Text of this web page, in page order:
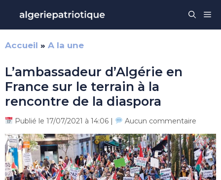
contenu
Accueil » A la une
L’ambassadeur d’Algérie en
France sur le terrain à la
rencontre de la diaspora
Publié le 17/07/2021 à 14:06 | Aucun commentaire